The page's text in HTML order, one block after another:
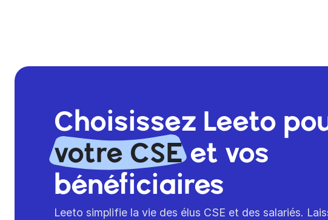
Choisissez Leeto
votre CSEet vos
bénéficiaires
Leeto simplifie la vie des élus CSE et des salariés.